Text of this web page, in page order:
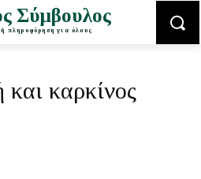
Σύμβουλος
πληροφόρηση για όλους
και καρκίνος